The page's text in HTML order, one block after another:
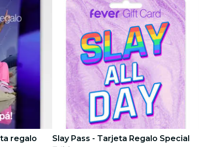
regalo
Slay Pass - Tarjeta Regalo Special